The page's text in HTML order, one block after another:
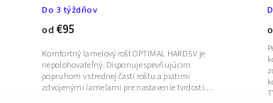
Do 3 týždňov
od €95
Komfortný lamelový rošt OPTIMAL HARD 5V je
nepolohovateľný. Disponuje spevňujúcim
popruhom v strednej časti roštu a piatimi
zdvojenými lamelami pre nastavenie tvrdosti....